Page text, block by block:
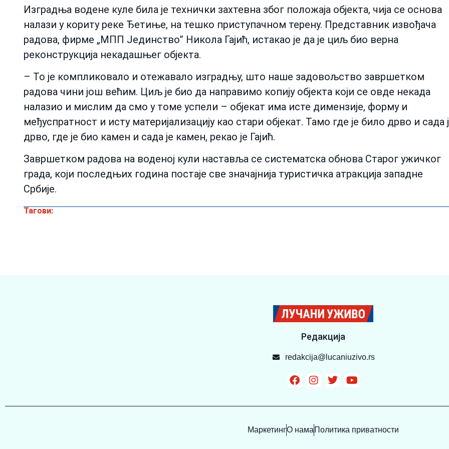
Изградња водене куле била је технички захтевна због положаја објекта, чија се основа
налази у кориту реке Ђетиње, на тешко приступачном терену. Представник извођача
радова, фирме „МПП Јединство” Никола Гајић, истакао је да је циљ био верна
реконструкција некадашњег објекта.
– То је компликовало и отежавало изградњу, што наше задовољство завршетком
радова чини још већим. Циљ је био да направимо копију објекта који се овде некада
налазио и мислим да смо у томе успели – објекат има исте димензије, форму и
међуспратност и исту материјализацију као стари објекат. Тамо где је било дрво и сада
дрво, где је био камен и сада је камен, рекао је Гајић.
Завршетком радова на воденој кули наставља се систематска обнова Старог ужичког
града, који последњих година постаје све значајнија туристичка атракција западне
Србије.
Тагови:
Редакција
redakcija@lucaniuzivo.rs
МаркетингО нама Политика приватности